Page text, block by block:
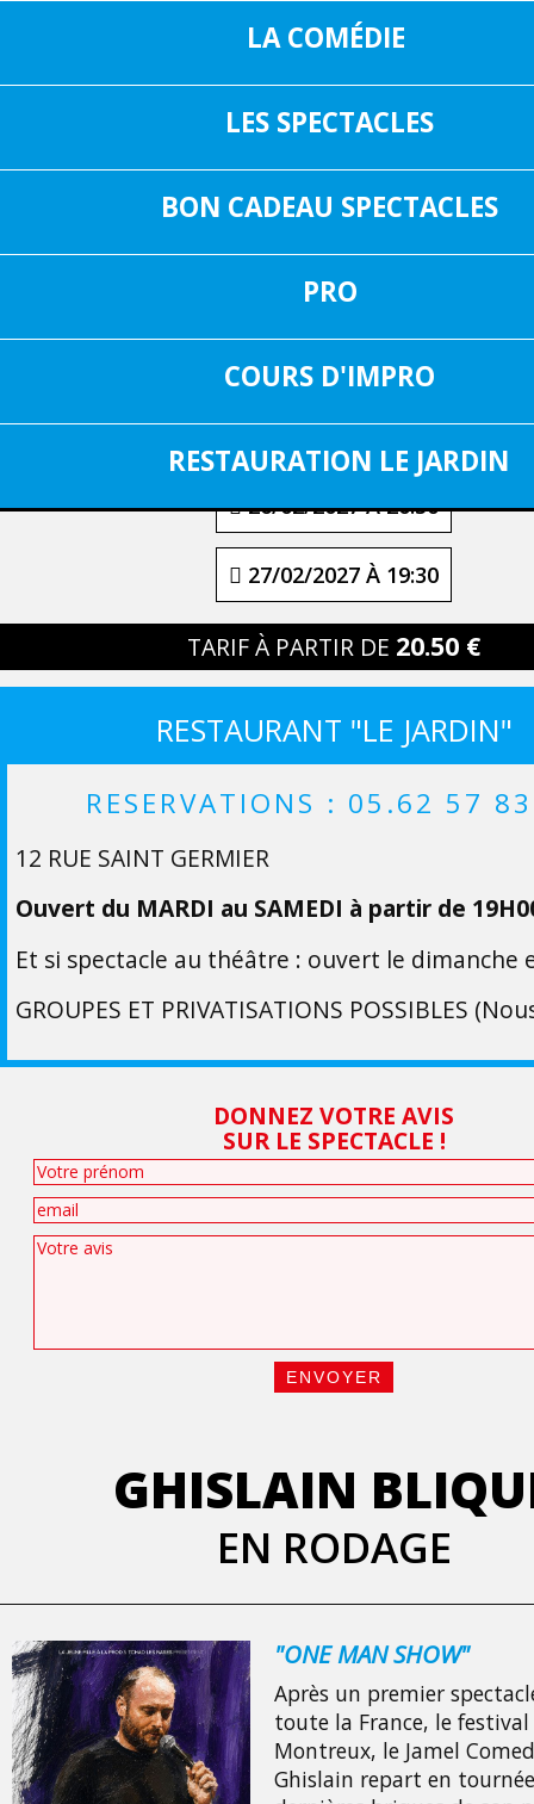
16, RUE
05 37 04 01 02
LA COMÉDIE
LES SPECTACLES
BON CADEAU SPECTACLES
PRO
COURS D'IMPRO
RESTAURATION LE JARDIN
RÉSERVER
Pour réserver cliquez sur la date de votre
26/02/2027 À 20:30
27/02/2027 À 19:30
TARIF À PARTIR DE 20.50 €
RESTAURANT "LE JARDIN"
RESERVATIONS : 05.62 57
12 RUE SAINT GERMIER
Ouvert du MARDI au SAMEDI à partir de
Et si spectacle au théâtre : ouvert le dimanche
GROUPES ET PRIVATISATIONS POSSIBLES
DONNEZ VOTRE AVIS
SUR LE SPECTACLE !
GHISLAIN
EN RODAGE
"ONE MAN SHOW"
Après un premier
toute la France, le festival
Montreux, le Jamel
Ghislain repart en